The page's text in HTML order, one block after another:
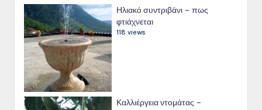
Ηλιακό συντριβάνι – πως
φτιάχνεται
118 views
Καλλιέργεια ντομάτας –